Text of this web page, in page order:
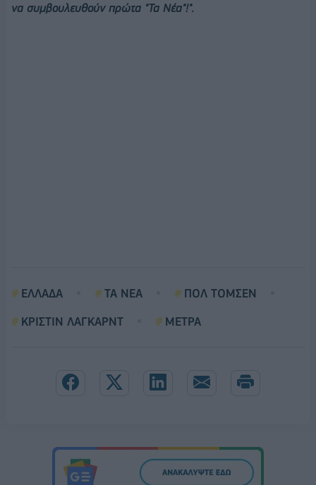
να συμβουλευθούν πρώτα "Τα Νέα"!".
ΕΛΛΑΔΑ ΤΑ ΝΕΑ
ΠΟΛ ΤΟΜΣΕΝ
ΚΡΙΣΤΙΝ ΛΑΓΚΑΡΝΤ
ΜΕΤΡΑ